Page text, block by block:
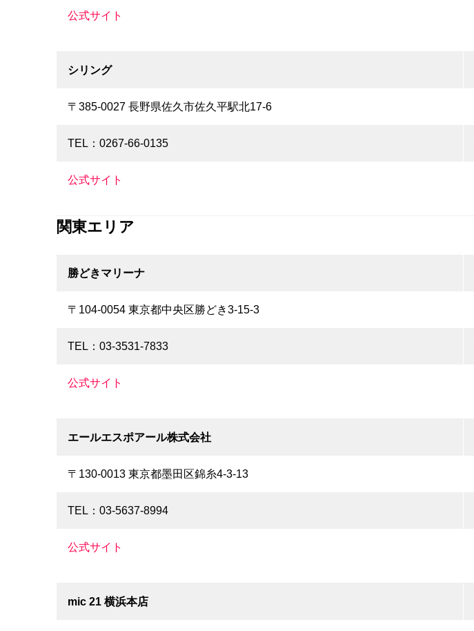
公式サイト
シリング
〒385-0027 長野県佐久市佐久平駅北17-6
TEL：0267-66-0135
公式サイト
関東エリア
勝どきマリーナ
〒104-0054 東京都中央区勝どき3-15-3
TEL：03-3531-7833
公式サイト
エールエスポアール株式会社
〒130-0013 東京都墨田区錦糸4-3-13
TEL：03-5637-8994
公式サイト
mic 21 横浜本店